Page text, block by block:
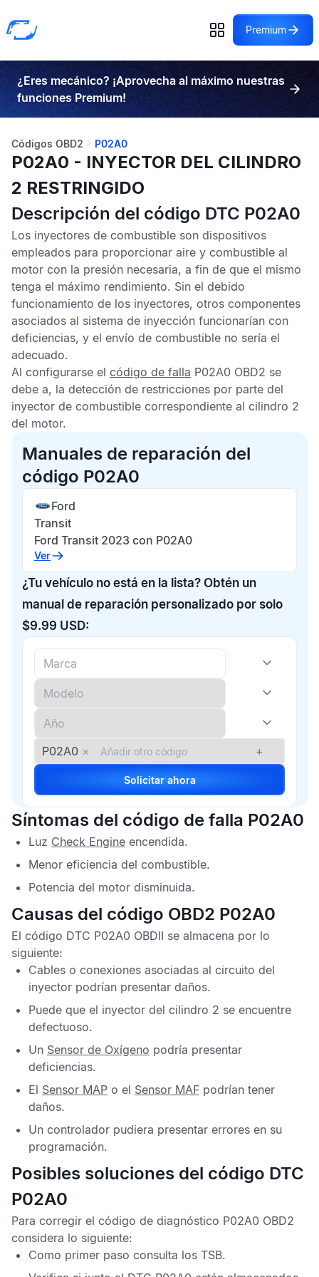
Premium
¿Eres mecánico? ¡Aprovecha al máximo nuestras
funciones Premium!
Códigos OBD2 P02A0
P02A0 - INYECTOR DEL CILINDRO
2 RESTRINGIDO
Descripción del código DTC P02A0
Los inyectores de combustible son dispositivos
empleados para proporcionar aire y combustible al
motor con la presión necesaria, a fin de que el mismo
tenga el máximo rendimiento. Sin el debido
funcionamiento de los inyectores, otros componentes
asociados al sistema de inyección funcionarían con
deficiencias, y el envío de combustible no sería el
adecuado.
Al configurarse el código de falla P02A0 OBD2 se
debe a, la detección de restricciones por parte del
inyector de combustible correspondiente al cilindro 2
del motor.
Manuales de reparación del
código P02A0
Ford
Transit
Ford Transit 2023 con P02A0
Ver
¿Tu vehículo no está en la lista? Obtén un
manual de reparación personalizado por solo
$9.99 USD:
P02A0 × +
Solicitar ahora
Síntomas del código de falla P02A0
Luz Check Engine encendida.
Menor eficiencia del combustible.
Potencia del motor disminuida.
Causas del código OBD2 P02A0
El código DTC P02A0 OBDII se almacena por lo
siguiente:
Cables o conexiones asociadas al circuito del
inyector podrían presentar daños.
Puede que el inyector del cilindro 2 se encuentre
defectuoso.
Un Sensor de Oxígeno podría presentar
deficiencias.
El Sensor MAP o el Sensor MAF podrían tener
daños.
Un controlador pudiera presentar errores en su
programación.
Posibles soluciones del código DTC
P02A0
Para corregir el código de diagnóstico P02A0 OBD2
considera lo siguiente:
Como primer paso consulta los TSB.